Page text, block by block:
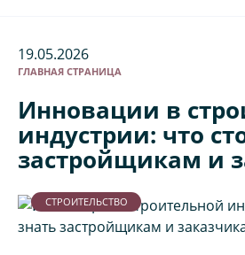
19.05.2026
ГЛАВНАЯ СТРАНИЦА
Инновации в
индустрии: что
застройщикам и
СТРОИТЕЛЬСТВО